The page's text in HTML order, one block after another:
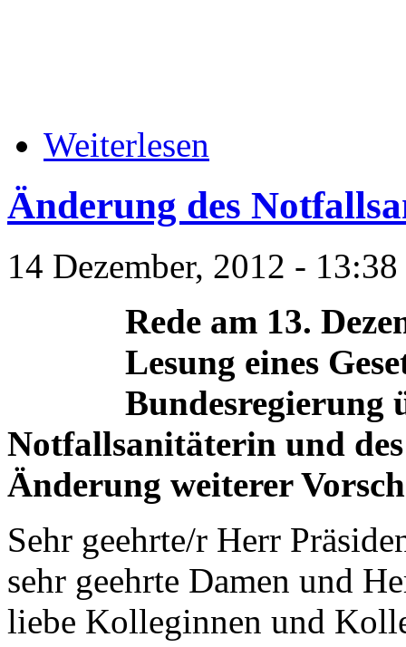
Weiterlesen
Änderung des
14 Dezember, 2012 - 13:38
Rede am 13.
Lesung eines
Bundesregierung
Notfallsanitäterin und
Änderung weiterer
Sehr geehrte/r Herr
sehr geehrte Damen und
liebe Kolleginnen und